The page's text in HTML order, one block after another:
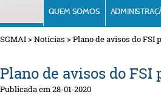
QUEM SOMOS
SGMAI>Notícias >Plano de avisos do FSI
Plano de avisos do FSI
Publicada em 28-01-2020